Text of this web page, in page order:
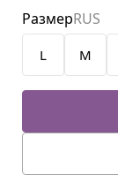
L M
РазмерRUS